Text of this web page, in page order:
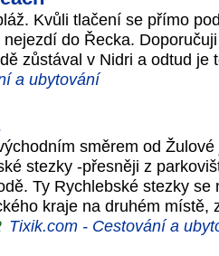
Kvůli tlačení se přímo
nejezdí do Řecka.
zůstával v Nidri a odtud je
a ubytování
směrem od
stezky -přesněji z
Ty Rychlebské stezky
kraje na druhém
Tixik.com - Cestování a